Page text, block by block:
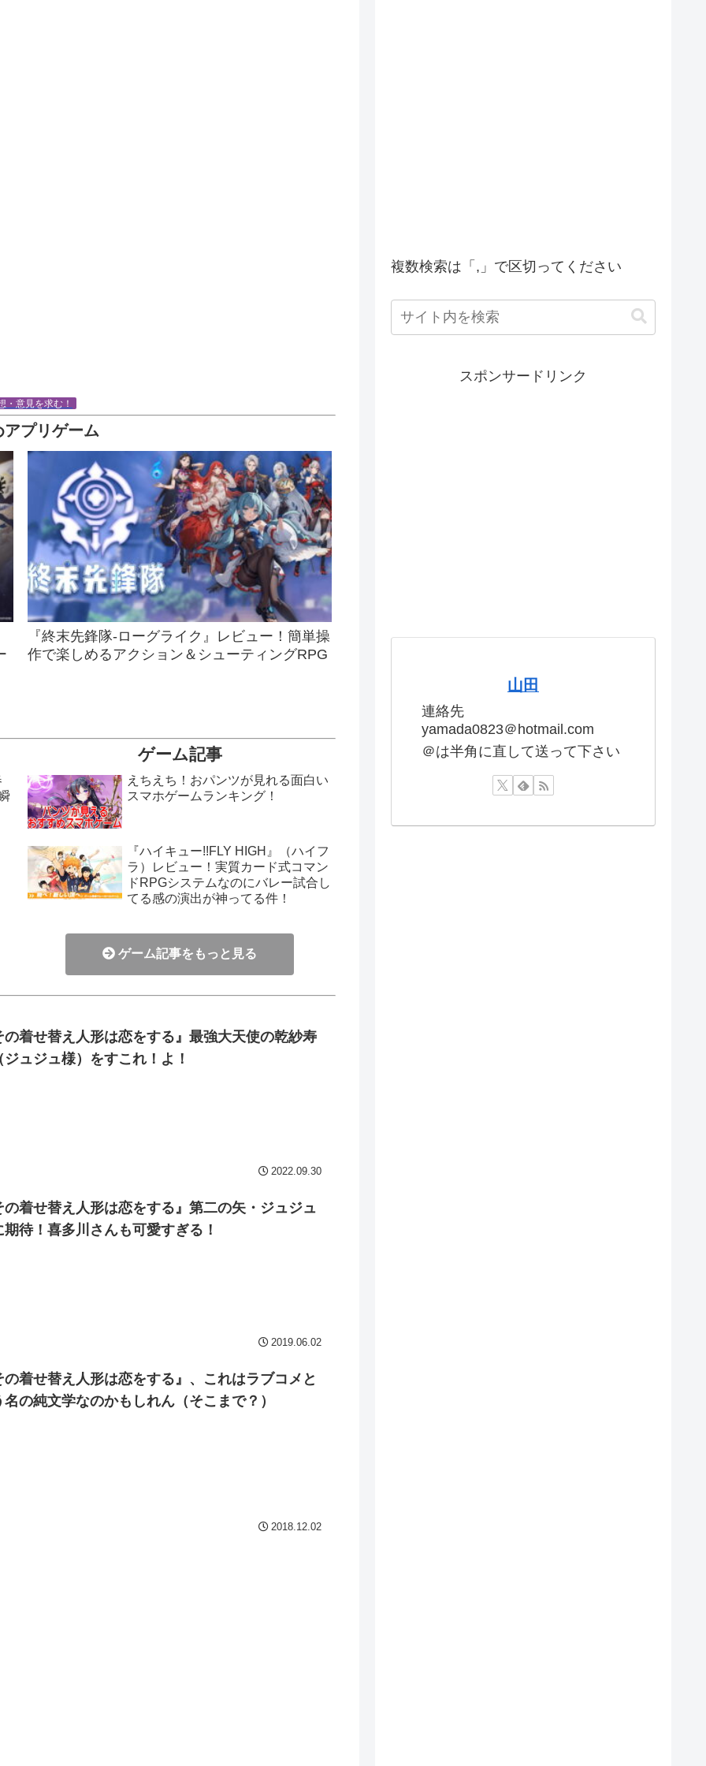
・意見を求む！
アプリゲーム
『終末先鋒隊-ローグライク』レビュー！簡単操
作で楽しめるアクション＆シューティングRPG
ゲーム記事
えちえち！おパンツが見れる面白い
スマホゲームランキング！
『ハイキュー!!FLY HIGH』（ハイフ
ラ）レビュー！実質カード式コマン
ドRPGシステムなのにバレー試合し
てる感の演出が神ってる件！
ゲーム記事をもっと見る
の着せ替え人形は恋をする』最強大天使の乾紗寿
ジュジュ様）をすこれ！よ！
2022.09.30
の着せ替え人形は恋をする』第二の矢・ジュジュ
期待！喜多川さんも可愛すぎる！
2019.06.02
の着せ替え人形は恋をする』、これはラブコメと
名の純文学なのかもしれん（そこまで？）
2018.12.02
複数検索は「,」で区切ってください
スポンサードリンク
山田
連絡先
yamada0823＠hotmail.com
＠は半角に直して送って下さい